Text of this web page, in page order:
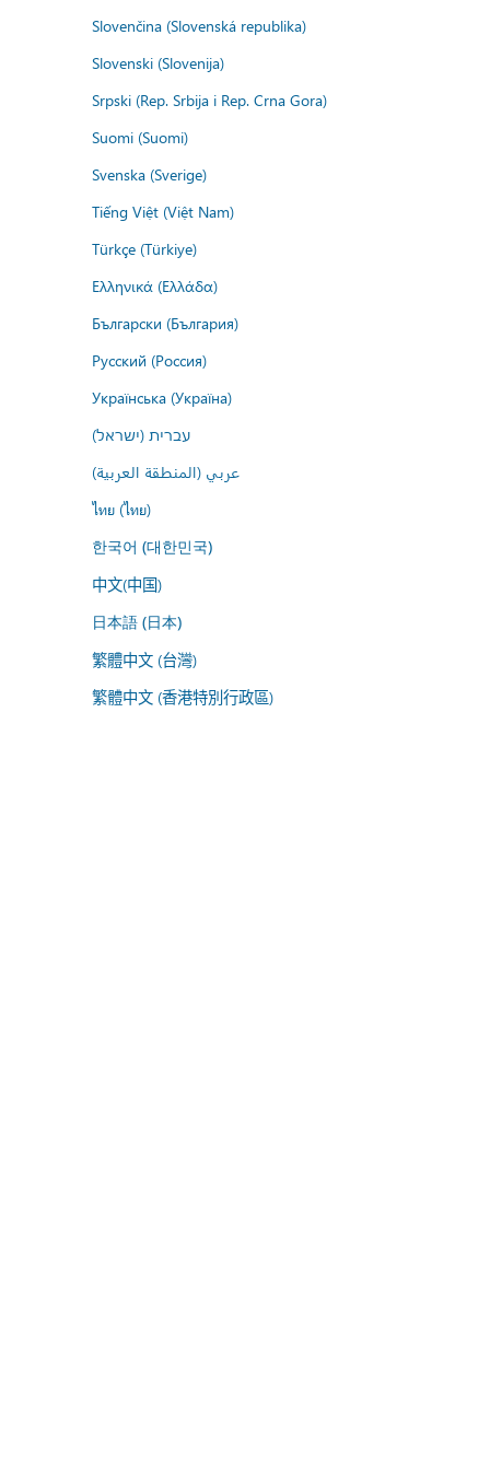
Slovenčina (Slovenská republika)
Slovenski (Slovenija)
Srpski (Rep. Srbija i Rep. Crna Gora)
Suomi (Suomi)
Svenska (Sverige)
Tiếng Việt (Việt Nam)
Türkçe (Türkiye)
Ελληνικά (Ελλάδα)
Български (България)
Русский (Россия)
Українська (Україна)
עברית (ישראל)
عربي (المنطقة العربية)
ไทย (ไทย)
한국어 (대한민국)
中文(中国)
日本語 (日本)
繁體中文 (台灣)
繁體中文 (香港特別行政區)